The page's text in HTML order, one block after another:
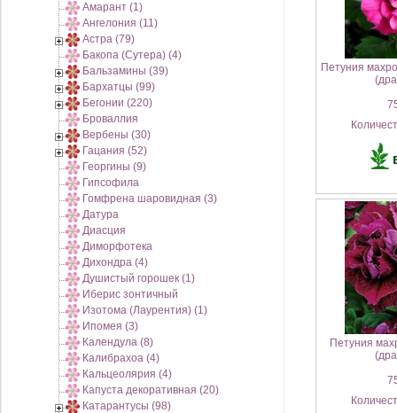
Амарант (1)
Ангелония (11)
Астра (79)
Бакопа (Сутера) (4)
Бальзамины (39)
Бархатцы (99)
Бегонии (220)
Броваллия
Вербены (30)
Гацания (52)
Георгины (9)
Гипсофила
Гомфрена шаровидная (3)
Датура
Диасция
Диморфотека
Дихондра (4)
Душистый горошек (1)
Иберис зонтичный
Изотома (Лаурентия) (1)
Ипомея (3)
Календула (8)
Калибрахоа (4)
Кальцеолярия (4)
Капуста декоративная (20)
Катарантусы (98)
Петуния
Петуния